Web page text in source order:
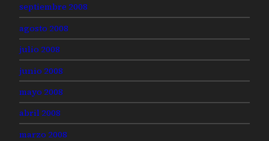
septiembre 2008
agosto 2008
julio 2008
junio 2008
mayo 2008
abril 2008
marzo 2008